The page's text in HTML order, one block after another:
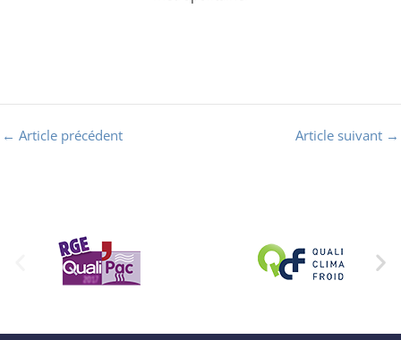
← Article précédent Article suivant →